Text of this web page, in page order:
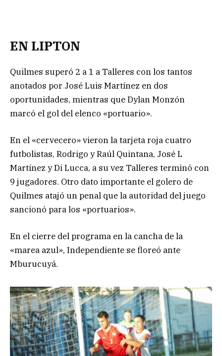
EN LIPTON
Quilmes superó 2 a 1 a Talleres con los tantos
anotados por José Luis Martínez en dos
oportunidades, mientras que Dylan Monzón
marcó el gol del elenco «portuario».
En el «cervecero» vieron la tarjeta roja cuatro
futbolistas, Rodrigo y Raúl Quintana, José L
Martínez y Di Lucca, a su vez Talleres terminó con
9 jugadores. Otro dato importante el golero de
Quilmes atajó un penal que la autoridad del juego
sancionó para los «portuarios».
En el cierre del programa en la cancha de la
«marea azul», Independiente se floreó ante
Mburucuyá.